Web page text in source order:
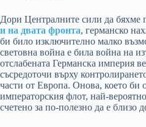
Дори Централните сили да
и на двата фронта, германско
би било изключително малко
световна война е била война на
отслабената Германска империя
съсредоточи върху
части от Европа. Онова, което би
императорския флот, най-
счетено за по-полезно да е близо